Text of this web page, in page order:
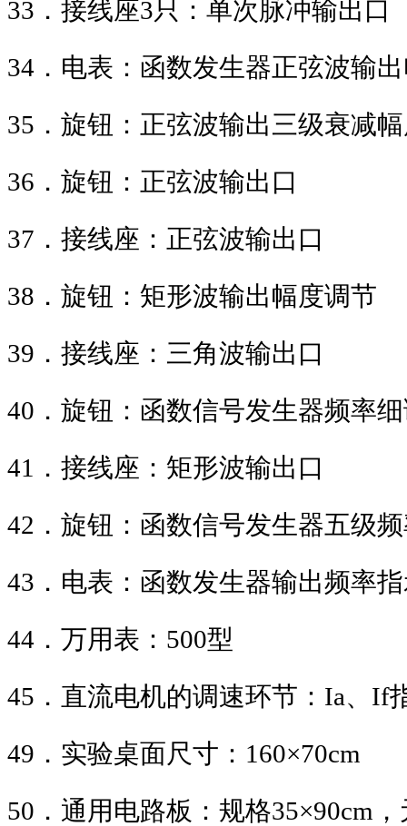
33 ．接线座3只：单次脉冲输出口
34 ．电表：函数发生器正弦波输
35 ．旋钮：正弦波输出三级衰减
36 ．旋钮：正弦波输出口
37 ．接线座：正弦波输出口
38 ．旋钮：矩形波输出幅度调节
39 ．接线座：三角波输出口
40 ．旋钮：函数信号发生器频率
41 ．接线座：矩形波输出口
42 ．旋钮：函数信号发生器五级
43 ．电表：函数发生器输出频率
44 ．万用表： 500型
45 ．直流电机的调速环节： Ia、 If
49 ．实验桌面尺寸： 160×70cm
50 ．通用电路板：规格35×90cm